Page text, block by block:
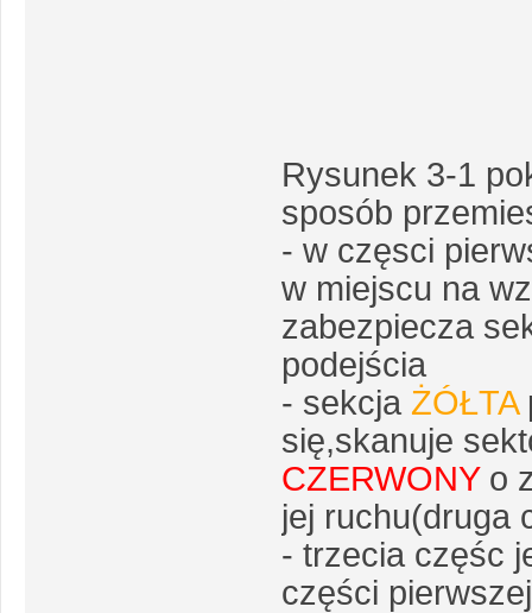
Rysunek 3-1
sposób
- w częsci
w miejscu na
zabezpiecza
podejścia
- sekcja ŻÓŁTA
się,skanuje
CZERWONYo
jej ruchu(druga
- trzecia częśc
części